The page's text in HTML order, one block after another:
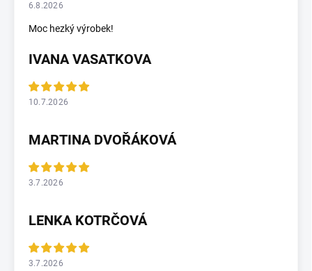
6.8.2026
Moc hezký výrobek!
IVANA VASATKOVA
10.7.2026
MARTINA DVOŘÁKOVÁ
3.7.2026
LENKA KOTRČOVÁ
3.7.2026